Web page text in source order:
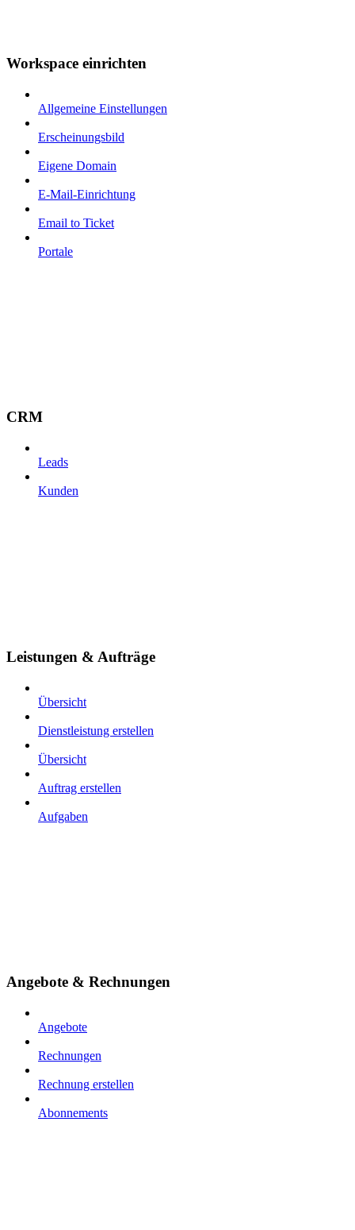
Workspace einrichten
Allgemeine Einstellungen
Erscheinungsbild
Eigene Domain
E-Mail-Einrichtung
Email to Ticket
Portale
CRM
Leads
Kunden
Leistungen & Aufträge
Übersicht
Dienstleistung erstellen
Übersicht
Auftrag erstellen
Aufgaben
Angebote & Rechnungen
Angebote
Rechnungen
Rechnung erstellen
Abonnements